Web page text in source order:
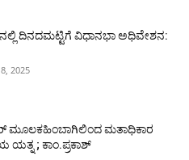
ದಿನದಮಟ್ಟಿಗೆ ವಿಧಾನಭಾ ಅಧಿವೇಶನ:
2025
ಮೂಲಕಹಿಂಬಾಗಿಲಿಂದ ಮತಾಧಿಕಾರ
ಯತ್ನ ; ಕಾಂ.ಪ್ರಕಾಶ್